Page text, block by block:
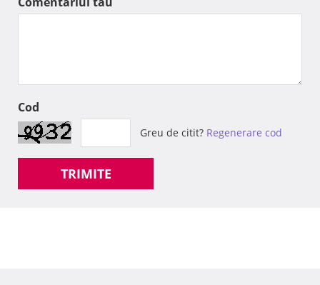
Cod
Greu de citit? Regenerare cod
TRIMITE